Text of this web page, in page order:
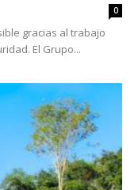
0
gracias al trabajo
El Grupo...